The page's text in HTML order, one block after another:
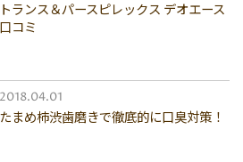
ランス＆パースピレックス デオエース
コミ
2018.04.01
まめ柿渋歯磨きで徹底的に口臭対策！